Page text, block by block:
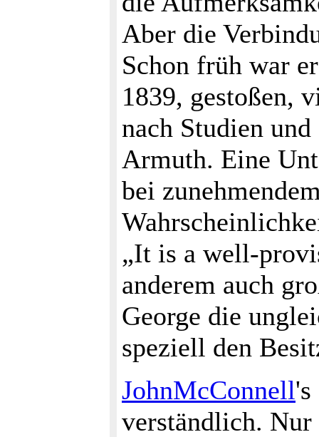
Aber die
Schon früh war
1839, gestoßen,
nach Studien
Armuth. Eine
bei
„It is a well-
anderem auch
George die
speziell den
JohnMcConnell
verständlich.